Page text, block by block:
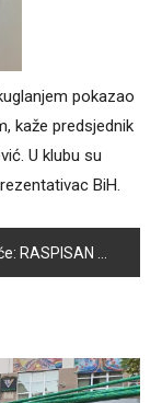
pokazao
kaže predsjednik
U klubu su
BiH.
RASPISAN JAVNI POZIV ZA DODJELU STOČNE HRANE U CILJU PODRŠKE STOČNOM FONDU U OPĆINI VOGOŠĆA